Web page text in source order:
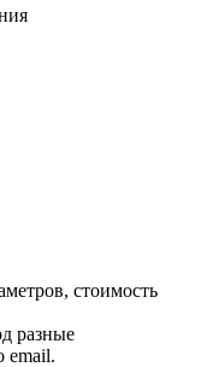
стоимость
разные
email.